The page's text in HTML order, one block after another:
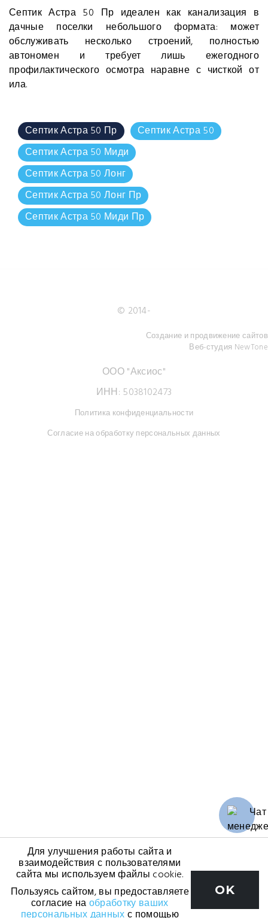
Септик Астра 50 Пр идеален как канализация в
дачные поселки небольшого формата: может
обслуживать несколько строений, полностью
автономен и требует лишь ежегодного
профилактического осмотра наравне с чисткой от
ила.
Септик Астра 50 Пр
Септик Астра 50
Септик Астра 50 Миди
Септик Астра 50 Лонг
Септик Астра 50 Лонг Пр
Септик Астра 50 Миди Пр
© 2014-
Создание и продвижение сайтов
Веб-студия NewTone
ООО "Аксиос"
ИНН: 5038102473
Политика конфиденциальности
Согласие на обработку персональных данных
Для улучшения работы сайта и
взаимодействия с пользователями
сайта мы используем файлы cookie.
Пользуясь сайтом, вы предоставляете
согласие наобработку ваших
OK